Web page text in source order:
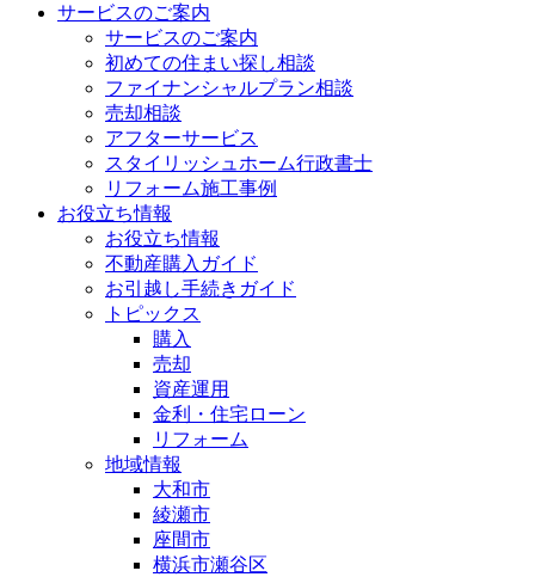
サービスのご案内
サービスのご案内
初めての住まい探し相談
ファイナンシャルプラン相談
売却相談
アフターサービス
スタイリッシュホーム行政書士
リフォーム施工事例
お役立ち情報
お役立ち情報
不動産購入ガイド
お引越し手続きガイド
トピックス
購入
売却
資産運用
金利・住宅ローン
リフォーム
地域情報
大和市
綾瀬市
座間市
横浜市瀬谷区